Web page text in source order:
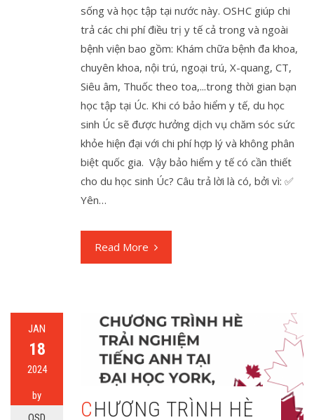
sống và học tập tại nước này. OSHC giúp chi
trả các chi phí điều trị y tế cả trong và ngoài
bệnh viện bao gồm: Khám chữa bệnh đa khoa,
chuyên khoa, nội trú, ngoại trú, X-quang, CT,
Siêu âm, Thuốc theo toa,...trong thời gian bạn
học tập tại Úc. Khi có bảo hiểm y tế, du học
sinh Úc sẽ được hưởng dịch vụ chăm sóc sức
khỏe hiện đại với chi phí hợp lý và không phân
biệt quốc gia. Vậy bảo hiểm y tế có cần thiết
cho du học sinh Úc? Câu trả lời là có, bởi vì: ✅
Yên…
Read More
JAN
18
2024
by
CHƯƠNG TRÌNH HÈ